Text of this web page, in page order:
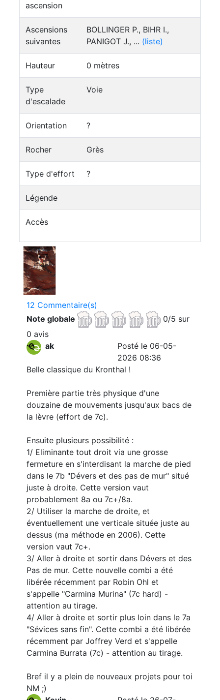
ascension
Ascensions
suivantes
BOLLINGER P., BIHR I.,
PANIGOT J., ... (liste)
Hauteur 0 mètres
Type
d'escalade
Voie
Orientation ?
Rocher Grès
Type d'effort ?
Légende
Accès
12 Commentaire(s)
Note globale
0/5 sur
0 avis
ak
Posté le 06-05-
2026 08:36
Belle classique du Kronthal !
Première partie très physique d'une
douzaine de mouvements jusqu'aux bacs de
la lèvre (effort de 7c).
Ensuite plusieurs possibilité :
1/ Eliminante tout droit via une grosse
fermeture en s'interdisant la marche de pied
dans le 7b "Dévers et des pas de mur" situé
juste à droite. Cette version vaut
probablement 8a ou 7c+/8a.
2/ Utiliser la marche de droite, et
éventuellement une verticale située juste au
dessus (ma méthode en 2006). Cette
version vaut 7c+.
3/ Aller à droite et sortir dans Dévers et des
Pas de mur. Cette nouvelle combi a été
libérée récemment par Robin Ohl et
s'appelle "Carmina Murina" (7c hard) -
attention au tirage.
4/ Aller à droite et sortir plus loin dans le 7a
"Sévices sans fin". Cette combi a été libérée
récemment par Joffrey Verd et s'appelle
Carmina Burrata (7c) - attention au tirage.
Bref il y a plein de nouveaux projets pour toi
NM ;)